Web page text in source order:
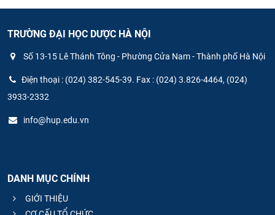
TRƯỜNG ĐẠI HỌC DƯỢC HÀ NỘI
Số 13-15 Lê Thánh Tông - Phường Cửa Nam - Thành phố Hà Nội
Điện thoại : (024) 382-545-39. Fax : (024) 3.826-4464, (024)
3933-2332
info@hup.edu.vn
DANH MỤC CHÍNH
GIỚI THIỆU